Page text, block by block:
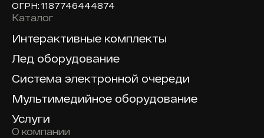
ОГРН: 1187746444874
Доп навигация по сайту
Каталог
Интерактивные комплекты
Лед оборудование
Система электронной очереди
Мультимедийное оборудование
Услуги
О компании